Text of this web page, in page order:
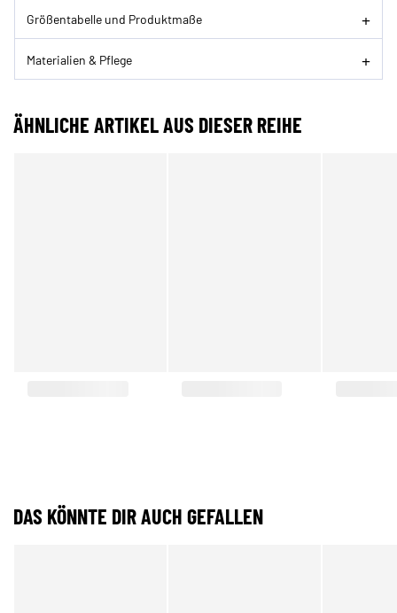
Größentabelle und Produktmaße
Materialien & Pflege
ÄHNLICHE ARTIKEL AUS DIESER REIHE
DAS KÖNNTE DIR AUCH GEFALLEN